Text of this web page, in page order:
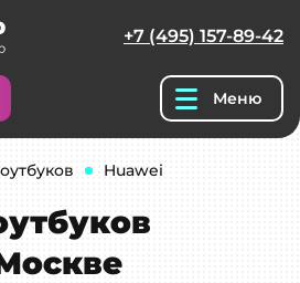
+7 (495) 157-89-42
Меню
Huawei